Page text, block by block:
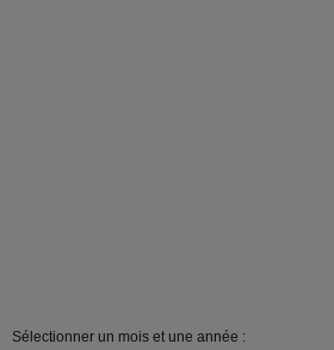
Sélectionner un mois et une année :